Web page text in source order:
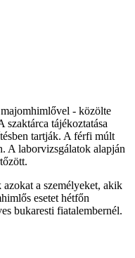
- közölte
szaktárca tájékoztatása
tartják. A férfi múlt
A laborvizsgálatok alapján
a személyeket, akik
esetet hétfőn
bukaresti fiatalembernél.